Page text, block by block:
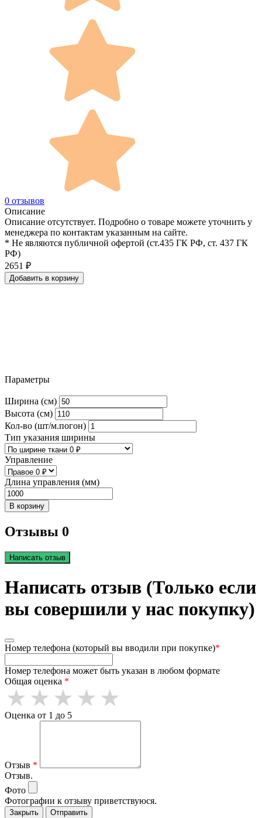
0 отзывов
Описание
Описание отсутствует. Подробно о товаре можете уточнить у
менеджера по контактам указанным на сайте.
* Не являются публичной офертой (ст.435 ГК РФ, cт. 437 ГК
РФ)
2651 ₽
Добавить в корзину
Параметры
Ширина (см)
Высота (см)
Кол-во (шт/м.погон)
Тип указания ширины
Управление
Длина управления (мм)
В корзину
Отзывы 0
Написать отзыв
Написать отзыв (Только если
вы совершили у нас покупку)
Номер телефона (который вы вводили при покупке)*
Номер телефона может быть указан в любом формате
Общая оценка *
Оценка от 1 до 5
Отзыв *
Отзыв.
Фото
Фотографии к отзыву приветствуюся.
Закрыть Отправить